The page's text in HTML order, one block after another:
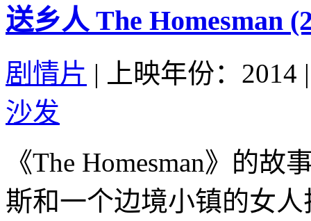
送乡人 The Homesman
剧情片 | 上映年份：2014 |
沙发
《The Homesman》的
斯和一个边境小镇的女